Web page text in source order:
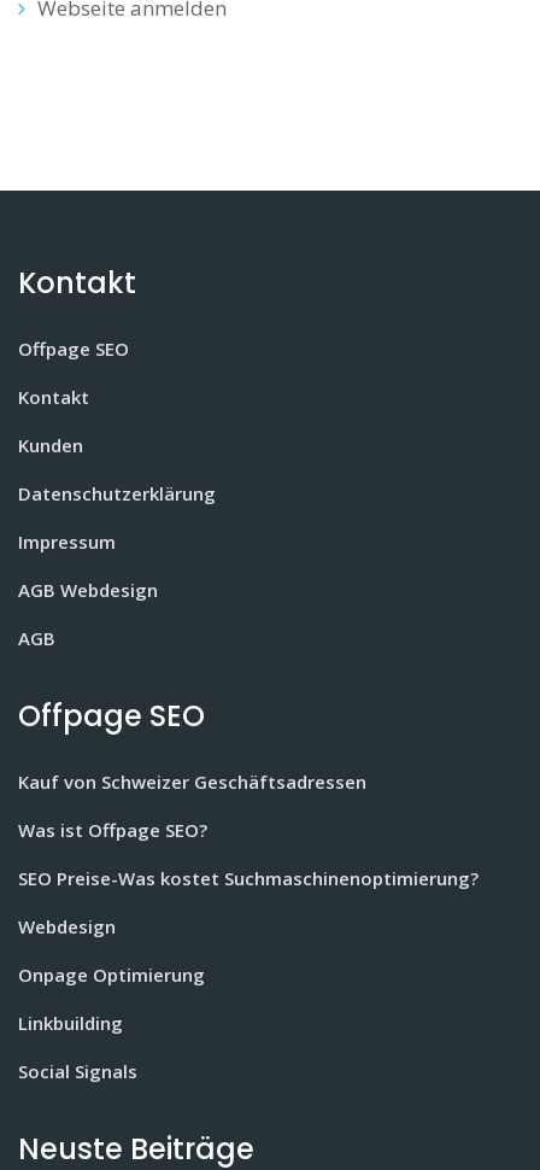
Webseite anmelden
Kontakt
Offpage SEO
Kontakt
Kunden
Datenschutzerklärung
Impressum
AGB Webdesign
AGB
Offpage SEO
Kauf von Schweizer Geschäftsadressen
Was ist Offpage SEO?
SEO Preise-Was kostet Suchmaschinenoptimierung?
Webdesign
Onpage Optimierung
Linkbuilding
Social Signals
Neuste Beiträge